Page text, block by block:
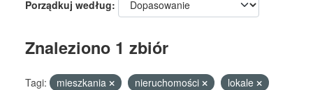
Porządkuj według
Znaleziono 1 zbiór
Tagi: mieszkania nieruchomości
lokale